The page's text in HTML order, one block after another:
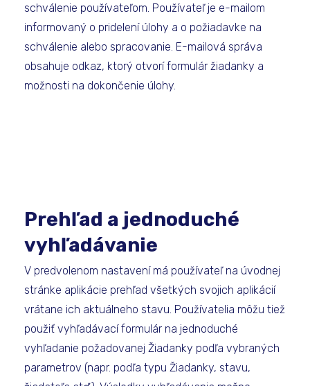
schválenie používateľom. Používateľ je e-mailom
informovaný o pridelení úlohy a o požiadavke na
schválenie alebo spracovanie. E-mailová správa
obsahuje odkaz, ktorý otvorí formulár žiadanky a
možnosti na dokončenie úlohy.
Prehľad a jednoduché
vyhľadávanie
V predvolenom nastavení má používateľ na úvodnej
stránke aplikácie prehľad všetkých svojich aplikácií
vrátane ich aktuálneho stavu. Používatelia môžu tiež
použiť vyhľadávací formulár na jednoduché
vyhľadanie požadovanej Žiadanky podľa vybraných
parametrov (napr. podľa typu Žiadanky, stavu,